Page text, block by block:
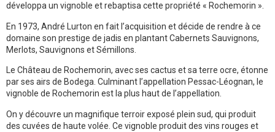
développa un vignoble et rebaptisa cette propriété « Rochemorin ».
En 1973, André Lurton en fait l’acquisition et décide de rendre à ce
domaine son prestige de jadis en plantant Cabernets Sauvignons,
Merlots, Sauvignons et Sémillons.
Le Château de Rochemorin, avec ses cactus et sa terre ocre, étonne
par ses airs de Bodega. Culminant l’appellation Pessac-Léognan, le
vignoble de Rochemorin est la plus haut de l’appellation.
On y découvre un magnifique terroir exposé plein sud, qui produit
des cuvées de haute volée. Ce vignoble produit des vins rouges et